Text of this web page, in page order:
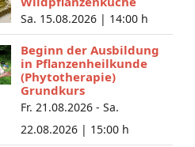
Sa. 15.08.2026 | 14:00 h
Beginn der Ausbildung
in Pflanzenheilkunde
(Phytotherapie)
Grundkurs
Fr. 21.08.2026 - Sa.
22.08.2026 | 15:00 h